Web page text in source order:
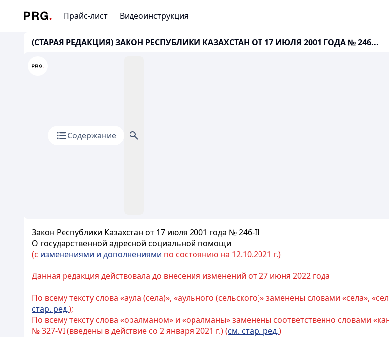
Прайс-лист Видеоинструкция
(СТАРАЯ РЕДАКЦИЯ) ЗАКОН РЕСПУБЛИКИ КАЗАХСТАН ОТ 17 ИЮЛЯ 2001 ГОДА № 246...
Содержание
Закон Республики Казахстан от 17 июля 2001 года № 246-II
О государственной адресной социальной помощи
(с изменениями и дополнениями по состоянию на 12.10.2021 г.)
Данная редакция действовала до внесения изменений от 27 июня 2022 года
По всему тексту слова «аула (села)», «аульного (сельского)» заменены словами «села»,
стар. ред.);
По всему тексту слова «оралманом» и «оралманы» заменены соответственно словами
№ 327-VI (введены в действие со 2 января 2021 г.) (см. стар. ред.)